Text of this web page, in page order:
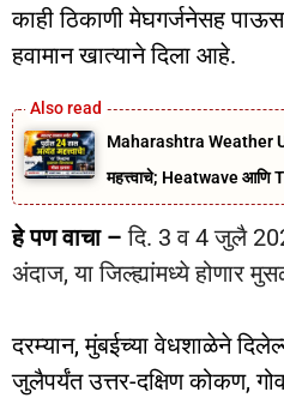
काही ठिकाणी मेघगर्जनेसह
हवामान खात्याने दिला आहे.
Maharashtra Weather
महत्त्वाचे; Heatwave आणि
हे पण वाचा –दि. 3 व 4 जुलै
अंदाज, या जिल्ह्यांमध्ये होणार
दरम्यान, मुंबईच्या वेधशाळेने
जुलैपर्यंत उत्तर-दक्षिण कोकण,